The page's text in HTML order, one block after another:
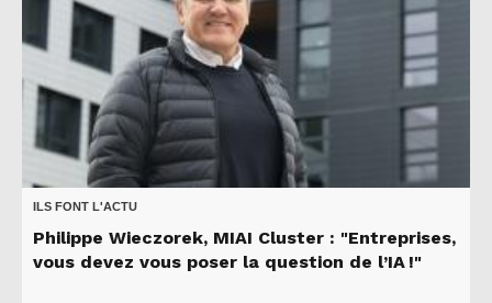
ILS FONT L'ACTU
Philippe Wieczorek, MIAI Cluster : "Entreprises,
vous devez vous poser la question de l’IA !"